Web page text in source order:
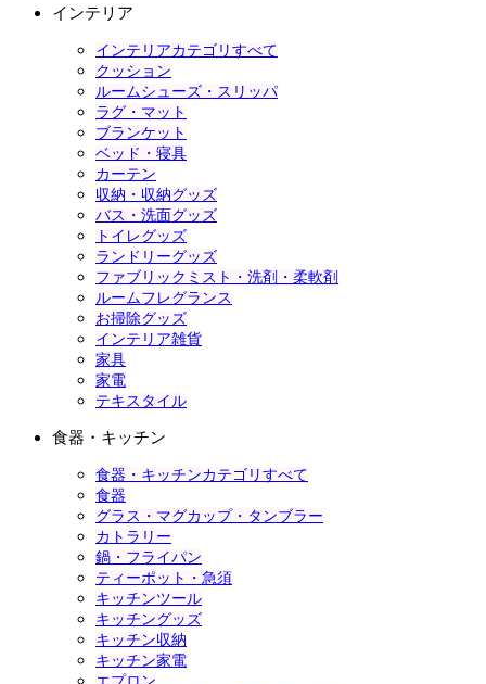
インテリア
インテリアカテゴリすべて
クッション
ルームシューズ・スリッパ
ラグ・マット
ブランケット
ベッド・寝具
カーテン
収納・収納グッズ
バス・洗面グッズ
トイレグッズ
ランドリーグッズ
ファブリックミスト・洗剤・柔軟剤
ルームフレグランス
お掃除グッズ
インテリア雑貨
家具
家電
テキスタイル
食器・キッチン
食器・キッチンカテゴリすべて
食器
グラス・マグカップ・タンブラー
カトラリー
鍋・フライパン
ティーポット・急須
キッチンツール
キッチングッズ
キッチン収納
キッチン家電